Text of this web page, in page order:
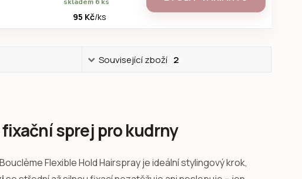
95 Kč/ks
Související zboží 2
sprej pro kudrny
Flexible Hold Hairspray je ideální stylingový krok,